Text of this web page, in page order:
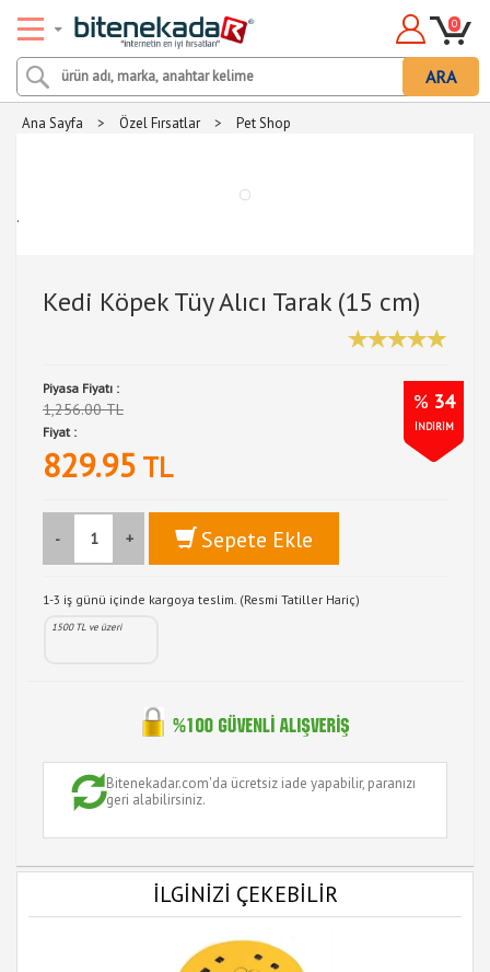
ARA
0
Ana Sayfa > Özel Fırsatlar > Pet Shop
.
Kedi Köpek Tüy Alıcı Tarak (15 cm)
Piyasa Fiyatı :
1,256.00 TL % 34
İNDİRİM
Fiyat :
829.95 TL
- + Sepete Ekle
1-3 iş günü içinde kargoya teslim. (Resmi Tatiller Hariç)
1500 TL ve üzeri
Bitenekadar.com'da ücretsiz iade yapabilir, paranızı
geri alabilirsiniz.
İLGİNİZİ ÇEKEBİLİR